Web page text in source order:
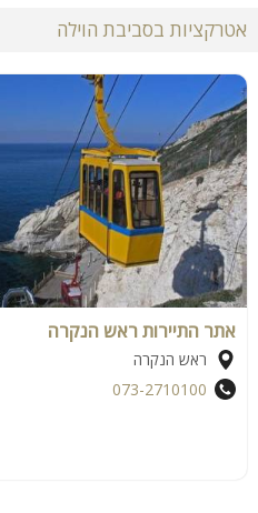
אטרקציות בסביבת הוילה
אתר התיירות ראש הנקרה
ראש הנקרה
073-2710100